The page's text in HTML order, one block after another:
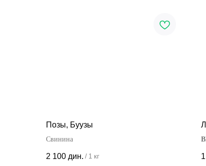
Позы, Буузы
Свинина
2 100 дин. / 1 кг